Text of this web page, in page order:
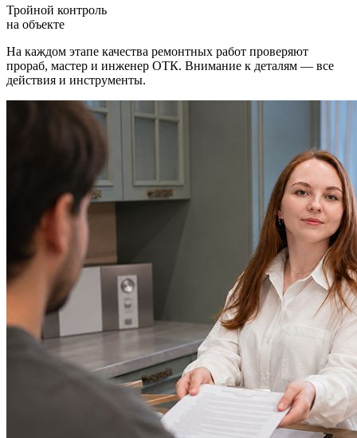
Тройной контроль
на объекте
На каждом этапе качества ремонтных работ проверяют
прораб, мастер и инженер ОТК. Внимание к деталям — все
действия и инструменты.